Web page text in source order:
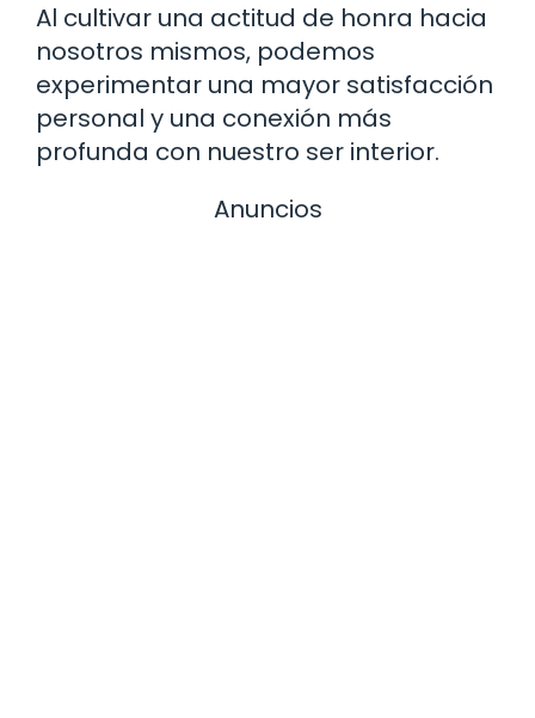
Al cultivar una actitud de honra hacia
nosotros mismos, podemos
experimentar una mayor satisfacción
personal y una conexión más
profunda con nuestro ser interior.
Anuncios